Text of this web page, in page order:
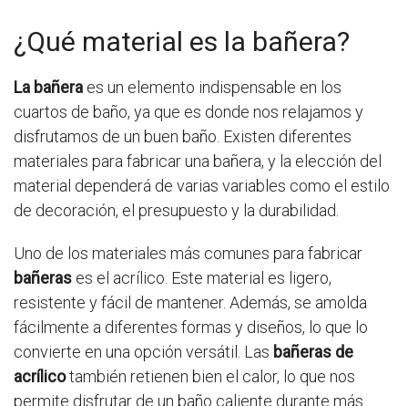
¿Qué material es la bañera?
La bañera es un elemento indispensable en los
cuartos de baño, ya que es donde nos relajamos y
disfrutamos de un buen baño. Existen diferentes
materiales para fabricar una bañera, y la elección del
material dependerá de varias variables como el estilo
de decoración, el presupuesto y la durabilidad.
Uno de los materiales más comunes para fabricar
bañeras es el acrílico. Este material es ligero,
resistente y fácil de mantener. Además, se amolda
fácilmente a diferentes formas y diseños, lo que lo
convierte en una opción versátil. Las bañeras de
acrílicotambién retienen bien el calor, lo que nos
permite disfrutar de un baño caliente durante más